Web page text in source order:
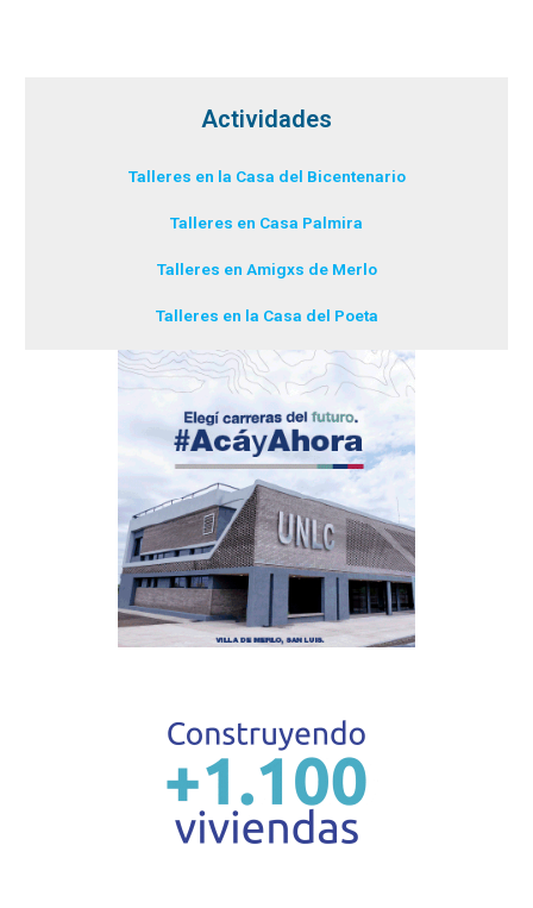
Actividades
Talleres en la Casa del Bicentenario
Talleres en Casa Palmira
Talleres en Amigxs de Merlo
Talleres en la Casa del Poeta